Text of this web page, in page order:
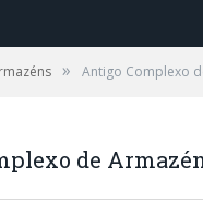
» Antigo Complexo
de